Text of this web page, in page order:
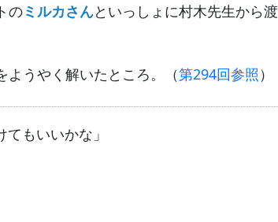
のミルカさんといっしょに村木先生から渡
うやく解いたところ。（第294回参照 ）
もいいかな」